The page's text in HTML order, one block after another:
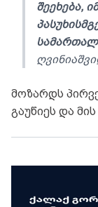
შეეხება,
მოზარდს
გაუწიეს და